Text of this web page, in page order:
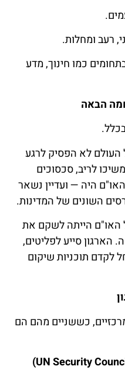
רעב ומחלות.
כמו חינוך, מדע
הבאה
העולם לא הפסיק לרגע
לריב, סכסוכים
היה — ועדיין נשאר
השונים של המדינות.
הייתה לשקם את
סייע לפליטים,
לקדם תוכניות שיקום
כששניים מהם הם